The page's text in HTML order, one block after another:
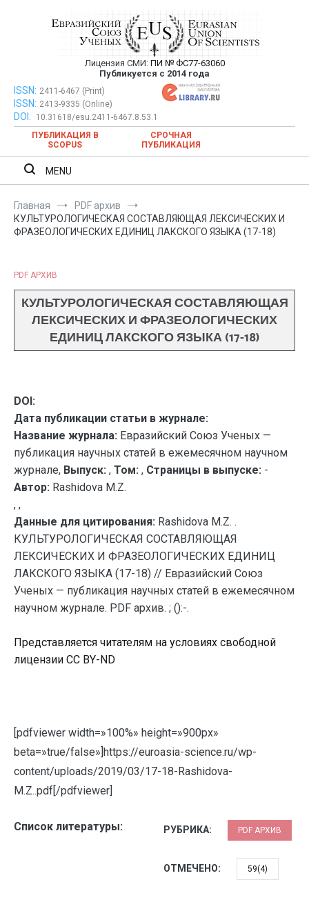
Евразийский Союз Ученых —
публикация научных статей в
ежемесячном научном журнале
Лицензия СМИ: ПИ № ФС77-63060
Публикуется с 2014 года
Евразийский Союз Ученых — публикация научных статей в
ежемесячном научном журнале
ISSN: 2411-6467 (Print)
ISSN: 2413-9335 (Online)
DOI:
10.31618/esu.2411-6467.8.53.1
ПУБЛИКАЦИЯ В
SCOPUS
СРОЧНАЯ
ПУБЛИКАЦИЯ
MENU
Главная
PDF архив
КУЛЬТУРОЛОГИЧЕСКАЯ СОСТАВЛЯЮЩАЯ ЛЕКСИЧЕСКИХ И
ФРАЗЕОЛОГИЧЕСКИХ ЕДИНИЦ ЛАКСКОГО ЯЗЫКА (17-18)
PDF АРХИВ
КУЛЬТУРОЛОГИЧЕСКАЯ СОСТАВЛЯЮЩАЯ
ЛЕКСИЧЕСКИХ И ФРАЗЕОЛОГИЧЕСКИХ
ЕДИНИЦ ЛАКСКОГО ЯЗЫКА (17-18)
DOI:
Дата публикации статьи в журнале:
Название журнала: Евразийский Союз Ученых —
публикация научных статей в ежемесячном научном
журнале, Выпуск: , Том: , Страницы в выпуске: -
Автор: Rashidova M.Z.
, ,
Данные для цитирования: Rashidova M.Z. .
КУЛЬТУРОЛОГИЧЕСКАЯ СОСТАВЛЯЮЩАЯ
ЛЕКСИЧЕСКИХ И ФРАЗЕОЛОГИЧЕСКИХ ЕДИНИЦ
ЛАКСКОГО ЯЗЫКА (17-18) // Евразийский Союз
Ученых — публикация научных статей в ежемесячном
научном журнале. PDF архив. ; ():-.
Представляется читателям на условиях свободной
лицензии CC BY-ND
[pdfviewer width=»100%» height=»900px»
beta=»true/false»]https://euroasia-science.ru/wp-
content/uploads/2019/03/17-18-Rashidova-
M.Z..pdf[/pdfviewer]
Список литературы: РУБРИКА: PDF АРХИВ
ОТМЕЧЕНО: 59(4)